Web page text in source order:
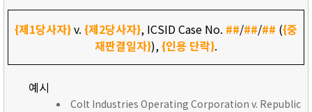
{제1당사자}v. {제2당사자}, ICSID Case No. ##/##/## ({중
재판결일자}),{인용 단락}.
예시
Colt Industries Operating Corporation v. Republic